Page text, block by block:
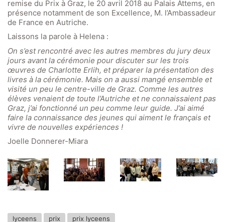
remise du Prix à Graz, le 20 avril 2018 au Palais Attems, en
présence notamment de son Excellence, M. l’Ambassadeur
de France en Autriche.
Laissons la parole à Helena :
On s’est rencontré avec les autres membres du jury deux
jours avant la cérémonie pour discuter sur les trois
œuvres de Charlotte Erlih, et préparer la présentation des
livres à la cérémonie. Mais on a aussi mangé ensemble et
visité un peu le centre-ville de Graz. Comme les autres
élèves venaient de toute l’Autriche et ne connaissaient pas
Graz, j’ai fonctionné un peu comme leur guide. J’ai aimé
faire la connaissance des jeunes qui aiment le français et
vivre de nouvelles expériences !
Joelle Donnerer-Miara
lyceens prix prix lyceens
Office 365
Bildungsportal
Online Library Catalogue
GIBS Alumni
General Data Protection Regulation
Forms Download
Deregistration
Curriculum/Stundentafel